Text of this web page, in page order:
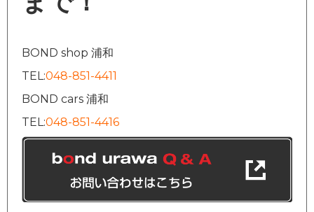
BOND shop 浦和
TEL:048-851-4411
BOND cars 浦和
TEL:048-851-4416